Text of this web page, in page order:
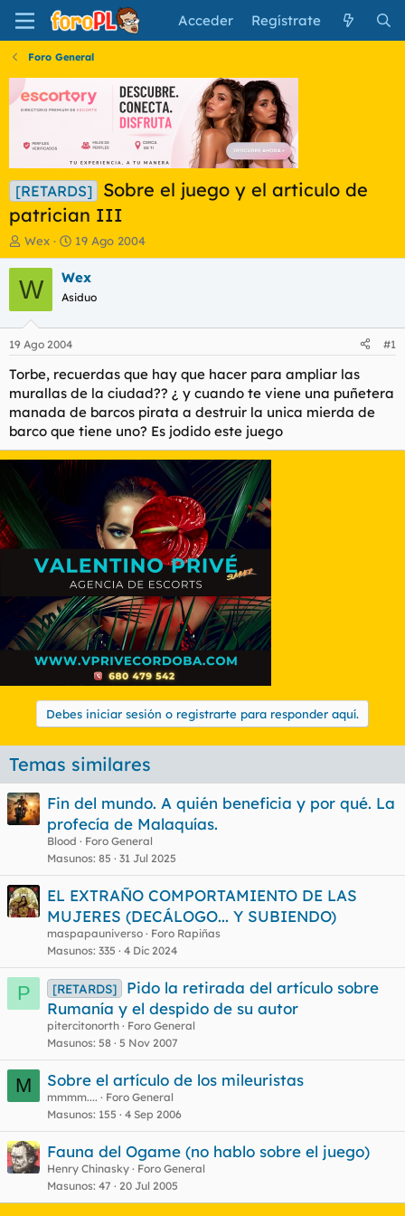
Acceder Regístrate
Foro General
[RETARDS]
Sobre el juego y el articulo de
patrician III
I
n
i
c
a
d
o
r
e
l
t
e
a
Wex
F
e
c
a
i
n
i
c
i
o
19 Ago 2004
W Wex
Asiduo
19 Ago 2004 #1
Torbe, recuerdas que hay que hacer para ampliar las
murallas de la ciudad?? ¿ y cuando te viene una puñetera
manada de barcos pirata a destruir la unica mierda de
barco que tiene uno? Es jodido este juego
Debes iniciar sesión o registrarte para responder aquí.
Temas similares
Fin del mundo. A quién beneficia y por qué. La
profecía de Malaquías.
Blood
Foro General
Masunos 85 31 Jul 2025
EL EXTRAÑO COMPORTAMIENTO DE LAS
MUJERES (DECÁLOGO... Y SUBIENDO)
maspapauniverso
Foro Rapiñas
Masunos 335 4 Dic 2024
P [RETARDS]
Pido la retirada del artículo sobre
Rumanía y el despido de su autor
pitercitonorth
Foro General
Masunos 58 5 Nov 2007
M Sobre el artículo de los mileuristas
mmmm....
Foro General
Masunos 155 4 Sep 2006
Fauna del Ogame (no hablo sobre el juego)
Henry Chinasky
Foro General
Masunos 47 20 Jul 2005